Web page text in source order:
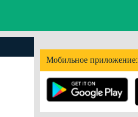
Мобильное приложение: